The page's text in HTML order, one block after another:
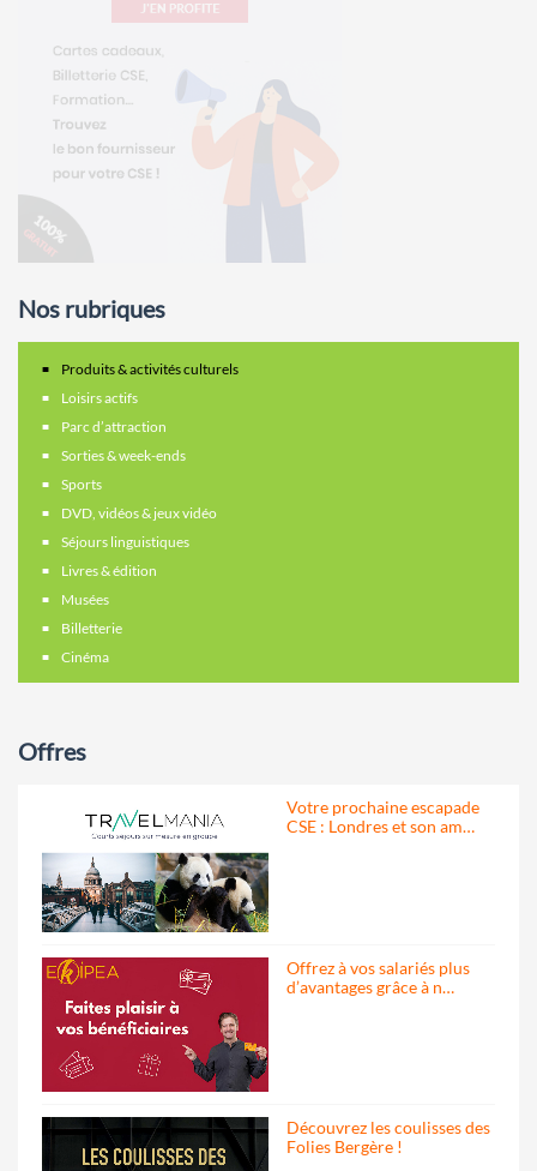
Nos rubriques
Produits & activités culturels
Loisirs actifs
Parc d’attraction
Sorties & week-ends
Sports
DVD, vidéos & jeux vidéo
Séjours linguistiques
Livres & édition
Musées
Billetterie
Cinéma
Offres
Votre prochaine escapade
CSE : Londres et son am…
Offrez à vos salariés plus
d’avantages grâce à n…
Découvrez les coulisses des
Folies Bergère !